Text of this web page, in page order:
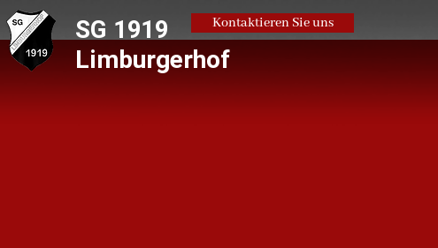
SG 1919
Limburgerhof
Kontaktieren Sie uns